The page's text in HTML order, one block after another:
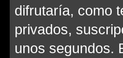
difrutaría, como
privados,
unos segundos.